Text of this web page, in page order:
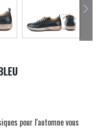
pour l'automne vous